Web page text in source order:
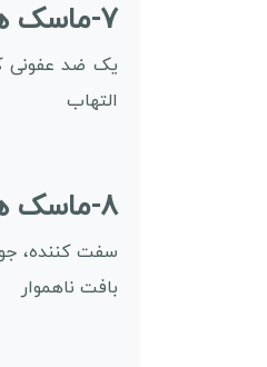
7-ماسک هیدروژلی پتاسیم(ALA) استیمکس:
یک ضد عفونی
التهاب
8-ماسک هیدروژلی جینسینگ استیمکس:
سفت کننده،
بافت ناهموار